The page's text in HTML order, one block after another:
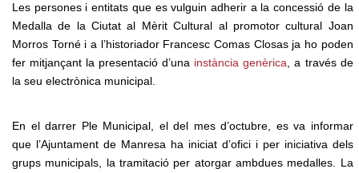
Les persones i entitats que es vulguin adherir a la concessió de la
Medalla de la Ciutat al Mèrit Cultural al promotor cultural Joan
Morros Torné i a l’historiador Francesc Comas Closas ja ho poden
fer mitjançant la presentació d’una instància genèrica , a través de
la seu electrònica municipal.
En el darrer Ple Municipal, el del mes d’octubre, es va informar
que l’Ajuntament de Manresa ha iniciat d’ofici i per iniciativa dels
grups municipals, la tramitació per atorgar ambdues medalles. La